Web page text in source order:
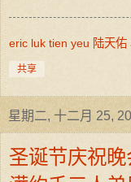
eric luk tien yeu 陆天佑
共享
星期二, 十二月 25,
圣诞节庆祝